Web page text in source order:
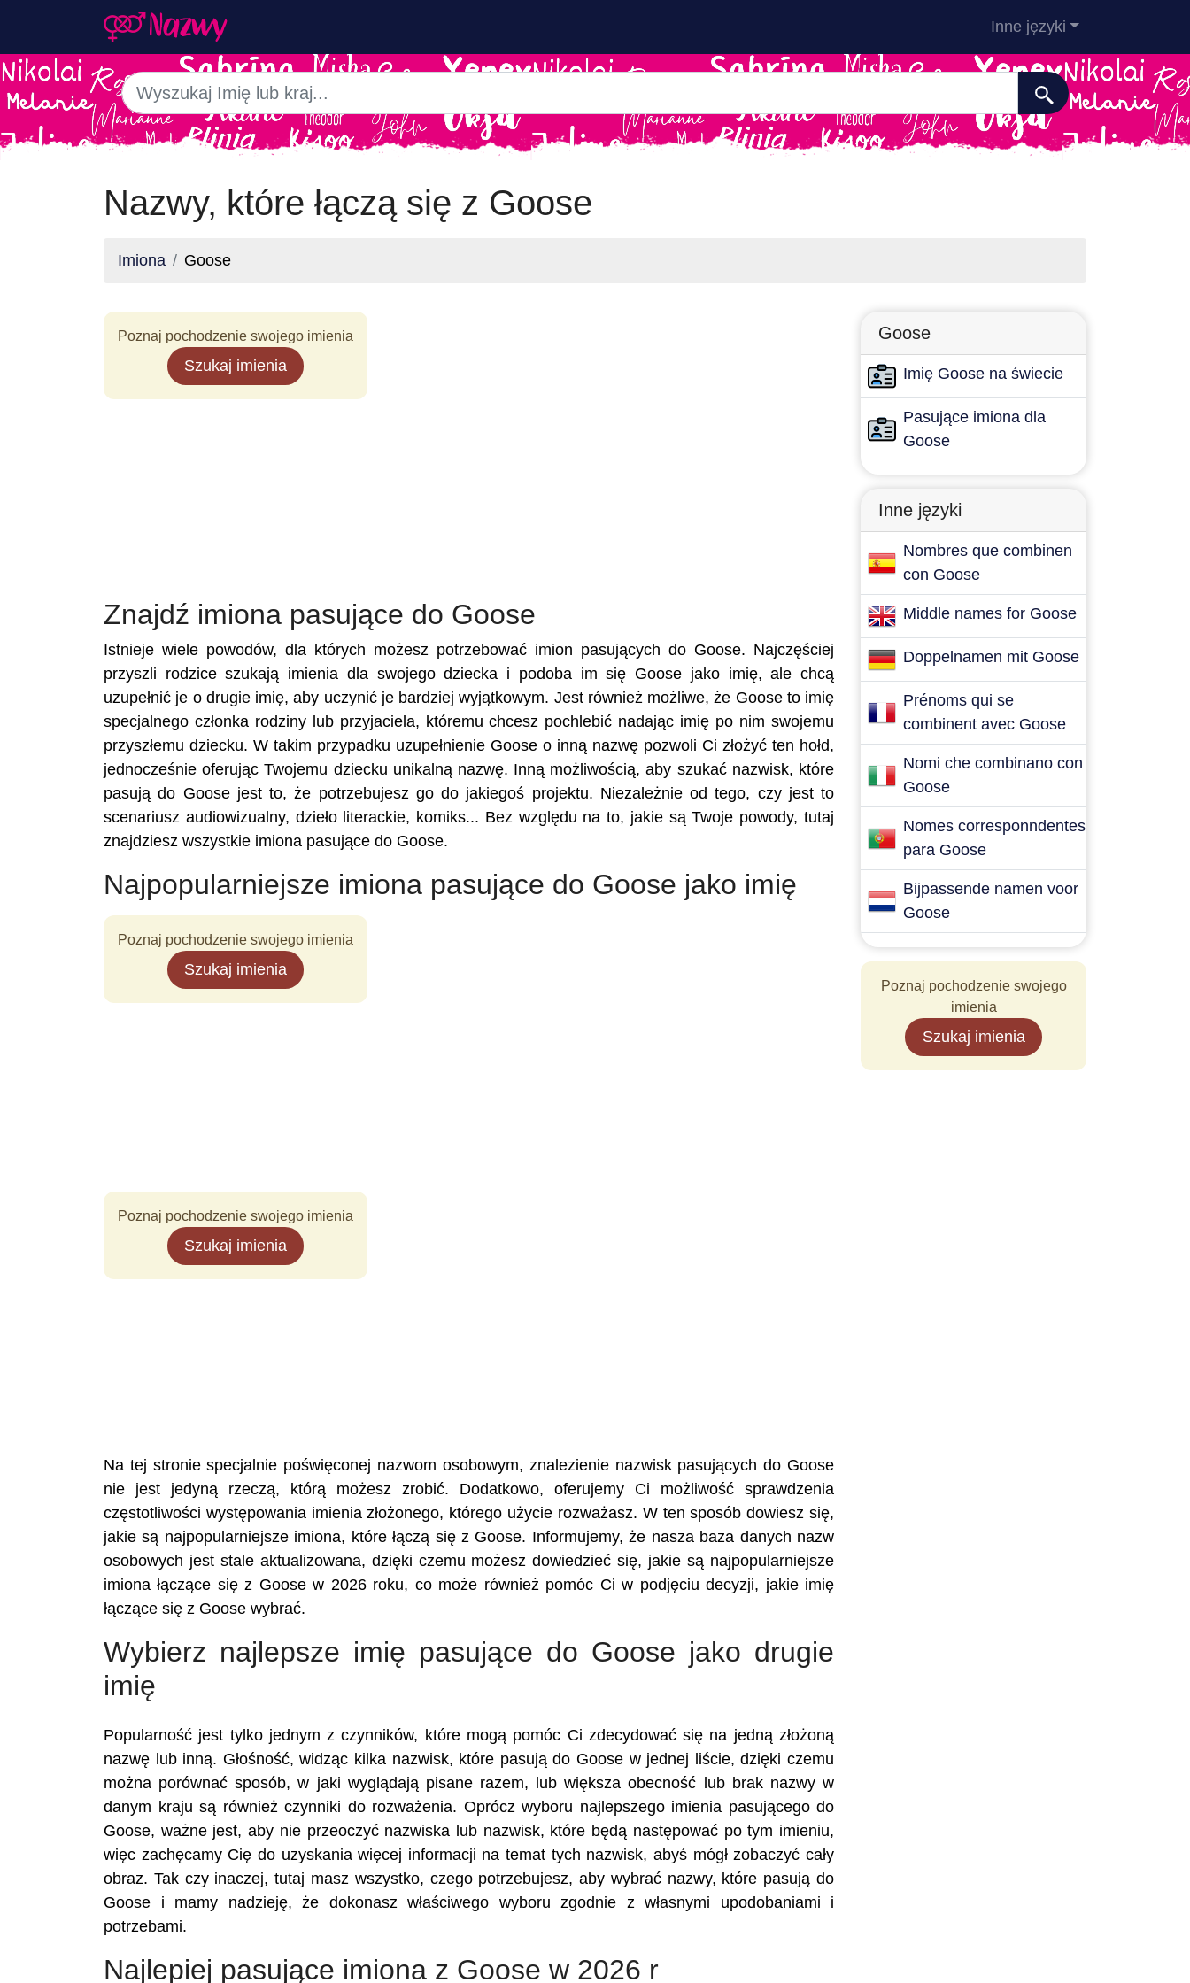
Inne języki
Nazwy, które łączą się z Goose
Imiona Goose
Poznaj pochodzenie swojego imienia
Szukaj imienia
Znajdź imiona pasujące do Goose
Istnieje wiele powodów, dla których możesz potrzebować imion pasujących do Goose. Najczęściej
przyszli rodzice szukają imienia dla swojego dziecka i podoba im się Goose jako imię, ale chcą
uzupełnić je o drugie imię, aby uczynić je bardziej wyjątkowym. Jest również możliwe, że Goose to imię
specjalnego członka rodziny lub przyjaciela, któremu chcesz pochlebić nadając imię po nim swojemu
przyszłemu dziecku. W takim przypadku uzupełnienie Goose o inną nazwę pozwoli Ci złożyć ten hołd,
jednocześnie oferując Twojemu dziecku unikalną nazwę. Inną możliwością, aby szukać nazwisk, które
pasują do Goose jest to, że potrzebujesz go do jakiegoś projektu. Niezależnie od tego, czy jest to
scenariusz audiowizualny, dzieło literackie, komiks... Bez względu na to, jakie są Twoje powody, tutaj
znajdziesz wszystkie imiona pasujące do Goose.
Najpopularniejsze imiona pasujące do Goose jako imię
Poznaj pochodzenie swojego imienia
Szukaj imienia
Poznaj pochodzenie swojego imienia
Szukaj imienia
Na tej stronie specjalnie poświęconej nazwom osobowym, znalezienie nazwisk pasujących do Goose
nie jest jedyną rzeczą, którą możesz zrobić. Dodatkowo, oferujemy Ci możliwość sprawdzenia
częstotliwości występowania imienia złożonego, którego użycie rozważasz. W ten sposób dowiesz się,
jakie są najpopularniejsze imiona, które łączą się z Goose. Informujemy, że nasza baza danych nazw
osobowych jest stale aktualizowana, dzięki czemu możesz dowiedzieć się, jakie są najpopularniejsze
imiona łączące się z Goose w 2026 roku, co może również pomóc Ci w podjęciu decyzji, jakie imię
łączące się z Goose wybrać.
Wybierz najlepsze imię pasujące do Goose jako drugie
imię
Popularność jest tylko jednym z czynników, które mogą pomóc Ci zdecydować się na jedną złożoną
nazwę lub inną. Głośność, widząc kilka nazwisk, które pasują do Goose w jednej liście, dzięki czemu
można porównać sposób, w jaki wyglądają pisane razem, lub większa obecność lub brak nazwy w
danym kraju są również czynniki do rozważenia. Oprócz wyboru najlepszego imienia pasującego do
Goose, ważne jest, aby nie przeoczyć nazwiska lub nazwisk, które będą następować po tym imieniu,
więc zachęcamy Cię do uzyskania więcej informacji na temat tych nazwisk, abyś mógł zobaczyć cały
obraz. Tak czy inaczej, tutaj masz wszystko, czego potrzebujesz, aby wybrać nazwy, które pasują do
Goose i mamy nadzieję, że dokonasz właściwego wyboru zgodnie z własnymi upodobaniami i
potrzebami.
Najlepiej pasujące imiona z Goose w 2026 r
Goose
Imię Goose na świecie
Pasujące imiona dla
Goose
Inne języki
Nombres que combinen
con Goose
Middle names for Goose
Doppelnamen mit Goose
Prénoms qui se
combinent avec Goose
Nomi che combinano con
Goose
Nomes corresponndentes
para Goose
Bijpassende namen voor
Goose
Poznaj pochodzenie swojego
imienia
Szukaj imienia